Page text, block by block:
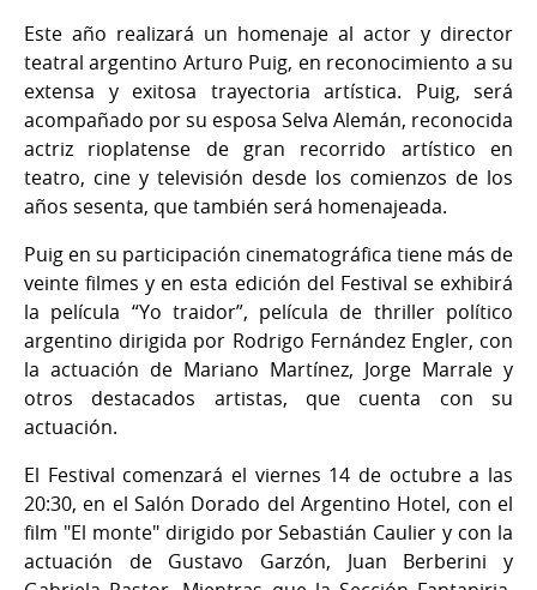
Este año realizará un homenaje al actor y director
teatral argentino Arturo Puig, en reconocimiento a su
extensa y exitosa trayectoria artística. Puig, será
acompañado por su esposa Selva Alemán, reconocida
actriz rioplatense de gran recorrido artístico en
teatro, cine y televisión desde los comienzos de los
años sesenta, que también será homenajeada.
Puig en su participación cinematográfica tiene más de
veinte filmes y en esta edición del Festival se exhibirá
la película “Yo traidor”, película de thriller político
argentino dirigida por Rodrigo Fernández Engler, con
la actuación de Mariano Martínez, Jorge Marrale y
otros destacados artistas, que cuenta con su
actuación.
El Festival comenzará el viernes 14 de octubre a las
20:30, en el Salón Dorado del Argentino Hotel, con el
film "El monte" dirigido por Sebastián Caulier y con la
actuación de Gustavo Garzón, Juan Berberini y